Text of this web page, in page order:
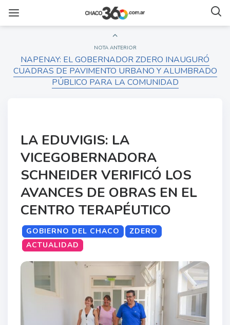
NOTA ANTERIOR
NAPENAY: EL GOBERNADOR ZDERO INAUGURÓ
CUADRAS DE PAVIMENTO URBANO Y ALUMBRADO
PÚBLICO PARA LA COMUNIDAD
LA EDUVIGIS: LA
VICEGOBERNADORA
SCHNEIDER VERIFICÓ LOS
AVANCES DE OBRAS EN EL
CENTRO TERAPÉUTICO
GOBIERNO DEL CHACO
ZDERO
ACTUALIDAD